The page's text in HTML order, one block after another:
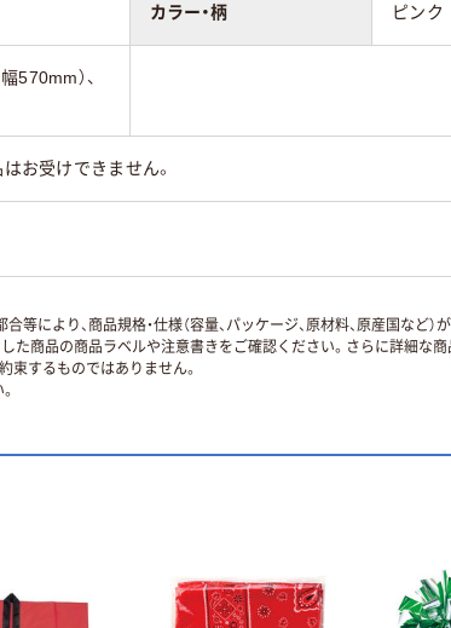
カラー・柄 ピンク
570mm）、
お受けできません。
により、商品規格・仕様（容量、パッケージ、原材料、原産国など
商品の商品ラベルや注意書きをご確認ください。さらに詳細な商
束するものではありません。